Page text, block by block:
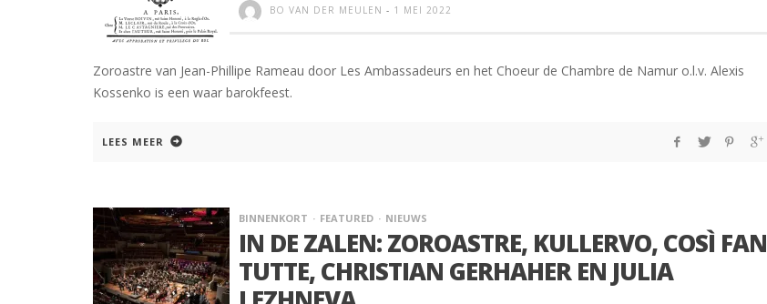
BO VAN DER MEULEN - 1 MEI 2022
Zoroastre van Jean-Phillipe Rameau door Les Ambassadeurs en het Choeur de Chambre de Namur o.l.v. Alexis
Kossenko is een waar barokfeest.
LEES MEER
BINNENKORT FEATURED NIEUWS
IN DE ZALEN: ZOROASTRE, KULLERVO, COSÌ FAN
TUTTE, CHRISTIAN GERHAHER EN JULIA